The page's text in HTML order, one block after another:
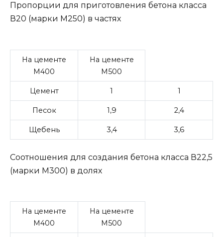
Пропорции для приготовления бетона класса
В20 (марки М250) в частях
На цементе
М400
На цементе
М500
Цемент 1 1
Песок 1,9 2,4
Щебень 3,4 3,6
Соотношения для создания бетона класса В22,5
(марки М300) в долях
На цементе
М400
На цементе
М500